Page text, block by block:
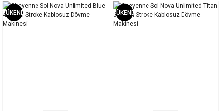
TÜKENDİ TÜKENDİ